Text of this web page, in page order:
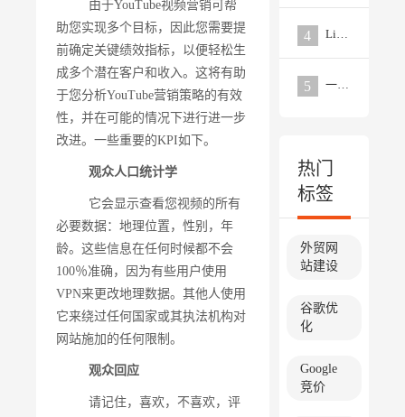
由于YouTube视频营销可帮
助您实现多个目标，因此您需要提
前确定关键绩效指标，以便轻松生
成多个潜在客户和收入。这将有助
于您分析YouTube营销策略的有效
性，并在可能的情况下进行进一步
改进。一些重要的KPI如下。
观众人口统计学
它会显示查看您视频的所有
必要数据：地理位置，性别，年
龄。这些信息在任何时候都不会
100％准确，因为有些用户使用
VPN来更改地理数据。其他人使用
它来绕过任何国家或其执法机构对
网站施加的任何限制。
观众回应
请记住，喜欢，不喜欢，评
4 LinkedIn推广最新趋势和策略应对
5 一个优秀的外贸网站需要具备的要点分析
热门
标签
外贸网
站建设
谷歌优
化
Google
竞价